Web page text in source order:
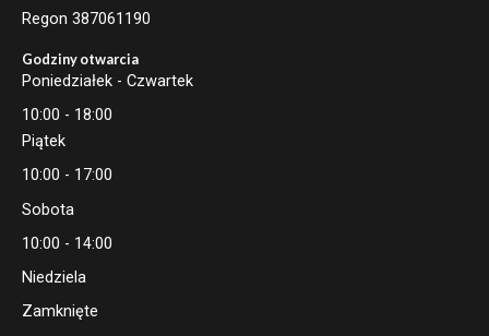
Regon 387061190
Godziny otwarcia
Poniedziałek - Czwartek
10:00 - 18:00
Piątek
10:00 - 17:00
Sobota
10:00 - 14:00
Niedziela
Zamknięte